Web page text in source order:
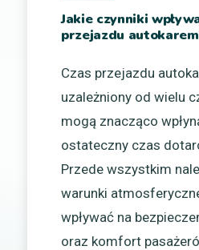
Jakie czynniki
przejazdu
Czas przejazdu
uzależniony od wielu
mogą znacząco
ostateczny czas
Przede wszystkim
warunki
wpływać na
oraz komfort